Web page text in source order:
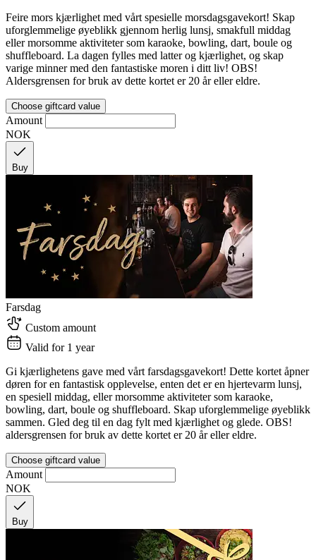
Feire mors kjærlighet med vårt spesielle morsdagsgavekort! Skap
uforglemmelige øyeblikk gjennom herlig lunsj, smakfull middag
eller morsomme aktiviteter som karaoke, bowling, dart, boule og
shuffleboard. La dagen fylles med latter og kjærlighet, og skap
varige minner med den fantastiske moren i ditt liv! OBS!
Aldersgrensen for bruk av dette kortet er 20 år eller eldre.
Choose giftcard value
Amount
NOK
Buy
Farsdag
Custom amount
Valid for 1 year
Gi kjærlighetens gave med vårt farsdagsgavekort! Dette kortet åpner
døren for en fantastisk opplevelse, enten det er en hjertevarm lunsj,
en spesiell middag, eller morsomme aktiviteter som karaoke,
bowling, dart, boule og shuffleboard. Skap uforglemmelige øyeblikk
sammen. Gled deg til en dag fylt med kjærlighet og glede. OBS!
aldersgrensen for bruk av dette kortet er 20 år eller eldre.
Choose giftcard value
Amount
NOK
Buy